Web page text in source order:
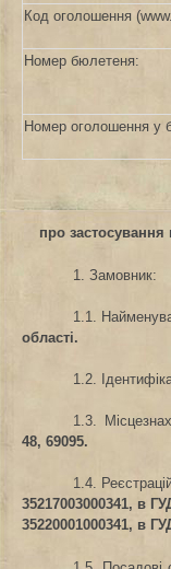
Код оголошення
Номер бюлетеня:
Номер оголошення у
про застосування
1. Замовник:
1.1.
області.
1.2.
1.3.
48, 69095.
1.4.
35217003000341, в
35220001000341, в